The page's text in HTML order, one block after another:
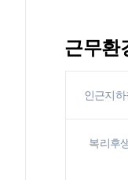
근무환
인근지하
복리후